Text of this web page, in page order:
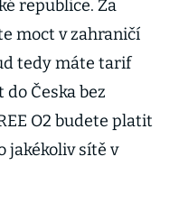
republice. Za
moct v zahraničí
tedy máte tarif
do Česka bez
O2 budete platit
jakékoliv sítě v